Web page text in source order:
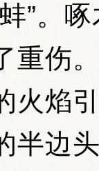
”。
重伤
火焰
半边